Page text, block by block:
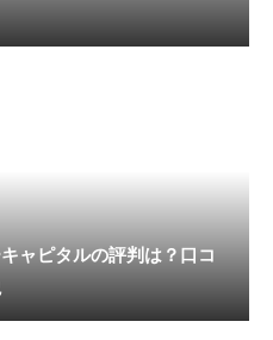
ャピタルの評判は？口コ